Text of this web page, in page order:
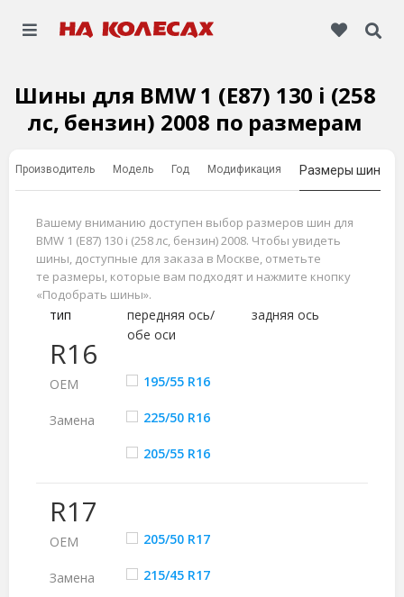
Шины для BMW 1 (E87) 130 i (258
лс, бензин) 2008 по размерам
Производитель Модель Год Модификация Размеры шин
Вашему вниманию доступен выбор размеров шин для
BMW 1 (E87) 130 i (258 лс, бензин) 2008. Чтобы увидеть
шины, доступные для заказа в Москве, отметьте
те размеры, которые вам подходят и нажмите кнопку
«Подобрать шины».
R16
тип
передняя ось/
обе оси
задняя ось
ОЕМ 195/55 R16
Замена 225/50 R16
205/55 R16
R17
ОЕМ 205/50 R17
Замена 215/45 R17